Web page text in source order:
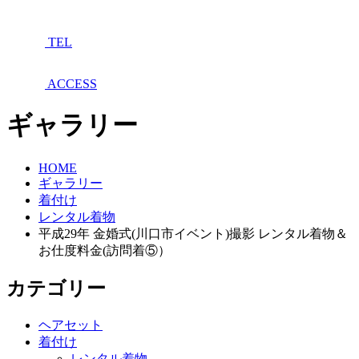
TEL
ACCESS
ギャラリー
HOME
ギャラリー
着付け
レンタル着物
平成29年 金婚式(川口市イベント)撮影 レンタル着物＆
お仕度料金(訪問着⑤）
カテゴリー
ヘアセット
着付け